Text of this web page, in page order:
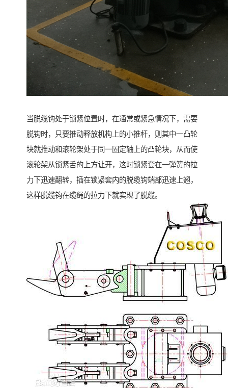
当脱缆钩处于锁紧位置时，在通常或紧急情况下，需要
脱钩时，只要推动释放机构上的小推杆，则其中一凸轮
块就推动和滚轮架处于同一固定轴上的凸轮块，从而使
滚轮架从锁紧舌的上方让开，这时锁紧套在一弹簧的拉
力下迅速翻转，插在锁紧套内的脱缆钩端部迅速上翘，
这样脱缆钩在缆绳的拉力下就实现了脱缆。